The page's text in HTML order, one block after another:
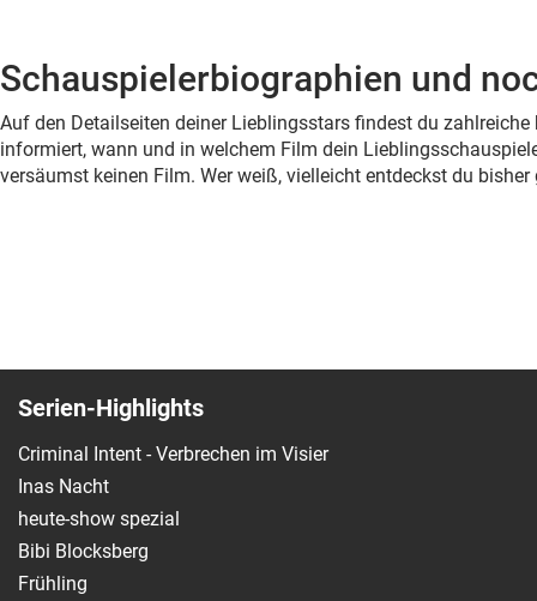
Schauspielerbiographien und
Auf den Detailseiten deiner Lieblingsstars findest du
informiert, wann und in welchem Film dein
versäumst keinen Film. Wer weiß, vielleicht entdeckst du
Serien-Highlights
Criminal Intent - Verbrechen im Visier
Inas Nacht
heute-show spezial
Bibi Blocksberg
Frühling